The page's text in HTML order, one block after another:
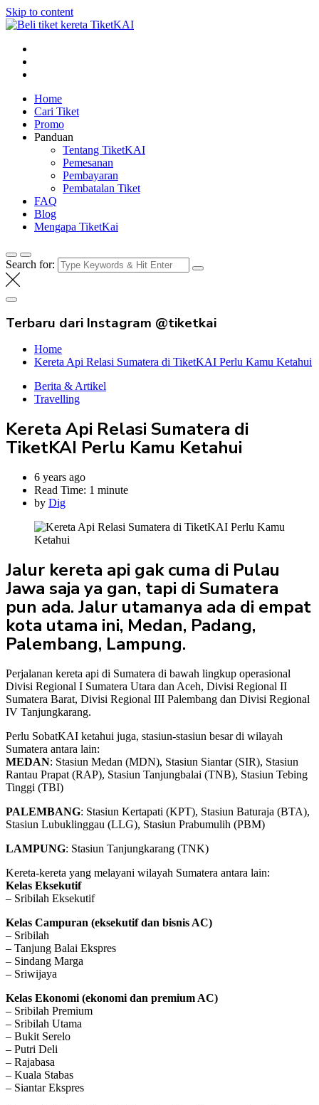
Skip to content
Beli tiket kereta api online
Home
Cari Tiket
Promo
Panduan
Tentang TiketKAI
Pemesanan
Pembayaran
Pembatalan Tiket
FAQ
Blog
Mengapa TiketKai
Search for:
Terbaru dari Instagram @tiketkai
Home
Kereta Api Relasi Sumatera di TiketKAI Perlu Kamu Ketahui
Berita & Artikel
Travelling
Kereta Api Relasi Sumatera di
TiketKAI Perlu Kamu Ketahui
6 years ago
Read Time: 1 minute
by Dig
Jalur kereta api gak cuma di Pulau
Jawa saja ya gan, tapi di Sumatera
pun ada. Jalur utamanya ada di empat
kota utama ini, Medan, Padang,
Palembang, Lampung.
Perjalanan kereta api di Sumatera di bawah lingkup operasional
Divisi Regional I Sumatera Utara dan Aceh, Divisi Regional II
Sumatera Barat, Divisi Regional III Palembang dan Divisi Regional
IV Tanjungkarang.
Perlu SobatKAI ketahui juga, stasiun-stasiun besar di wilayah
Sumatera antara lain:
MEDAN: Stasiun Medan (MDN), Stasiun Siantar (SIR), Stasiun
Rantau Prapat (RAP), Stasiun Tanjungbalai (TNB), Stasiun Tebing
Tinggi (TBI)
PALEMBANG: Stasiun Kertapati (KPT), Stasiun Baturaja (BTA),
Stasiun Lubuklinggau (LLG), Stasiun Prabumulih (PBM)
LAMPUNG: Stasiun Tanjungkarang (TNK)
Kereta-kereta yang melayani wilayah Sumatera antara lain:
Kelas Eksekutif
– Sribilah Eksekutif
Kelas Campuran (eksekutif dan bisnis AC)
– Sribilah
– Tanjung Balai Ekspres
– Sindang Marga
– Sriwijaya
Kelas Ekonomi (ekonomi dan premium AC)
– Sribilah Premium
– Sribilah Utama
– Bukit Serelo
– Putri Deli
– Rajabasa
– Kuala Stabas
– Siantar Ekspres